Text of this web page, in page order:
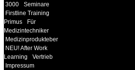
3000
Seminare
Firstline Training
Primus
Für
Medizintechniker
Medizinprodukteberater
NEU! After Work
Learning
Vertrieb
Impressum